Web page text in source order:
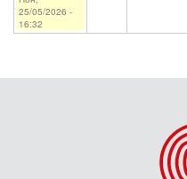
25/05/2026 -
16:32